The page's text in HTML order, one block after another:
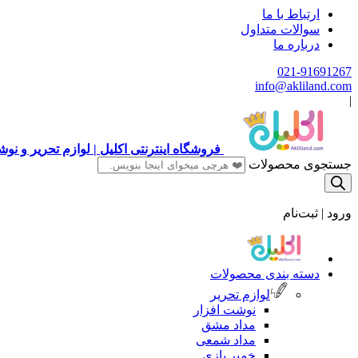
ارتباط با ما
سوالات متداول
درباره ما
021-91691267
info@akliland.com
|
فروشگاه اینترنتی اکلیل | لوازم تحریر و
جستجوی محصولات
ورود | ثبت‌نام
دسته بندی محصولات
لوازم تحریر
نوشت افزار
مداد مشق
مداد شمعی
خمیر بازی